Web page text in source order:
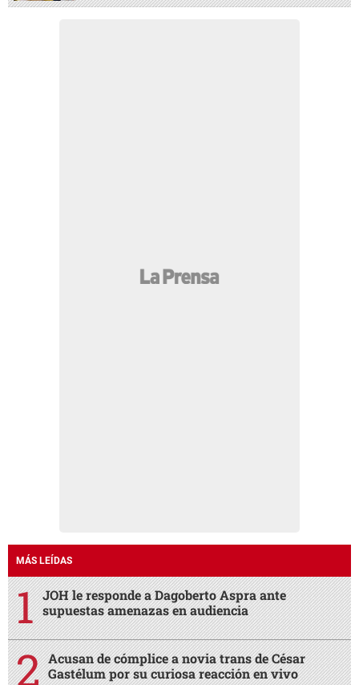
MÁS LEÍDAS
JOH le responde a Dagoberto Aspra ante
supuestas amenazas en audiencia
Acusan de cómplice a novia trans de César
Gastélum por su curiosa reacción en vivo